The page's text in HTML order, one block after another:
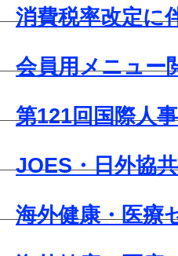
消費税率改定に
会員用メニュー
第121回国際人
JOES・日外協
海外健康・医療